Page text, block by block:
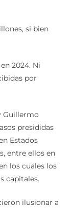
si bien
2024. Ni
por
Guillermo
presididas
Estados
entre ellos en
los cuales los
capitales.
ilusionar a